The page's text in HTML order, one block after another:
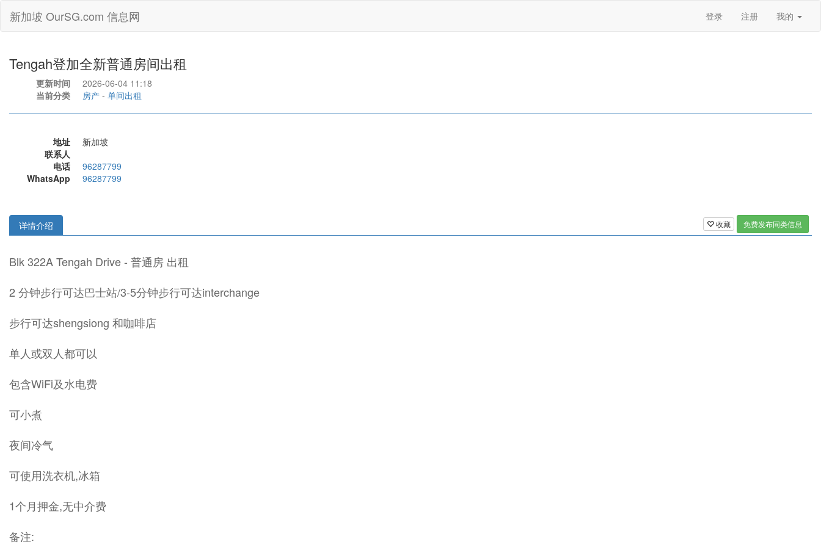
新加坡 OurSG.com 信息网 登录 注册 我的
Tengah登加全新普通房间出租
更新时间
2026-06-04 11:18
当前分类
房产 - 单间出租
地址
新加坡
联系人
电话
96287799
WhatsApp
96287799
收藏 免费发布同类信息
详情介绍
Blk 322A Tengah Drive - 普通房 出租
2 分钟步行可达巴士站/3-5分钟步行可达interchange
步行可达shengsiong 和咖啡店
单人或双人都可以
包含WiFi及水电费
可小煮
夜间冷气
可使用洗衣机,冰箱
1个月押金,无中介费
备注: